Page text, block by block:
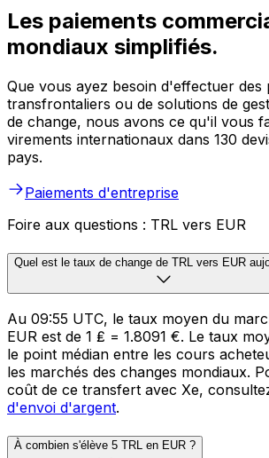
Les paiements
mondiaux simplifiés.
Que vous ayez besoin d'effectuer des
transfrontaliers ou de solutions de
de change, nous avons ce qu'il vous
virements internationaux dans 130
pays.
Paiements d'entreprise
Foire aux questions : TRL vers EUR
Quel est le taux de change de TRL vers EUR
Au 09:55 UTC, le taux moyen du
EUR est de 1 ₤ = 1.8091 €. Le taux
le point médian entre les cours
les marchés des changes mondiaux.
coût de ce transfert avec Xe,
d'envoi d'argent.
À combien s'élève 5 TRL en EUR ?